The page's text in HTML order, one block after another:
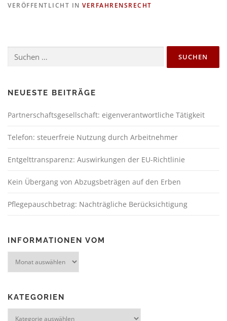
VERÖFFENTLICHT IN VERFAHRENSRECHT
NEUESTE BEITRÄGE
Partnerschaftsgesellschaft: eigenverantwortliche Tätigkeit
Telefon: steuerfreie Nutzung durch Arbeitnehmer
Entgelttransparenz: Auswirkungen der EU-Richtlinie
Kein Übergang von Abzugsbeträgen auf den Erben
Pflegepauschbetrag: Nachträgliche Berücksichtigung
INFORMATIONEN VOM
KATEGORIEN